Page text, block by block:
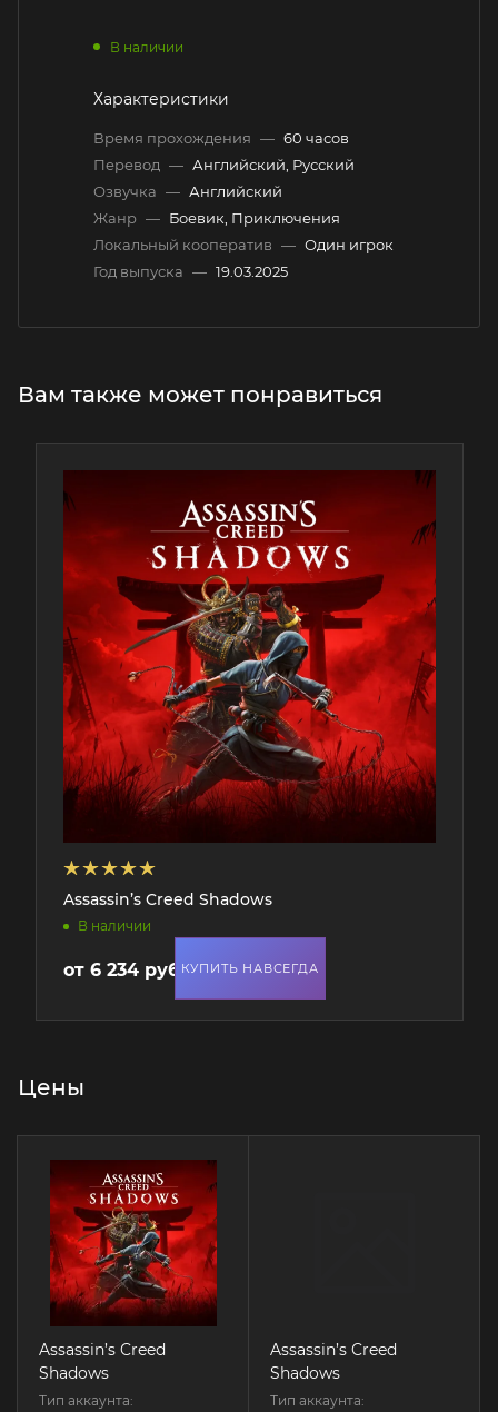
В наличии
Характеристики
Время прохождения — 60 часов
Перевод — Английский, Русский
Озвучка — Английский
Жанр — Боевик, Приключения
Локальный кооператив — Один игрок
Год выпуска — 19.03.2025
Вам также может понравиться
Assassin’s Creed Shadows
В наличии
от 6 234 руб.КУПИТЬ НАВСЕГДА
Цены
Assassin’s Creed
Shadows
Тип аккаунта:
Assassin’s Creed
Shadows
Тип аккаунта: